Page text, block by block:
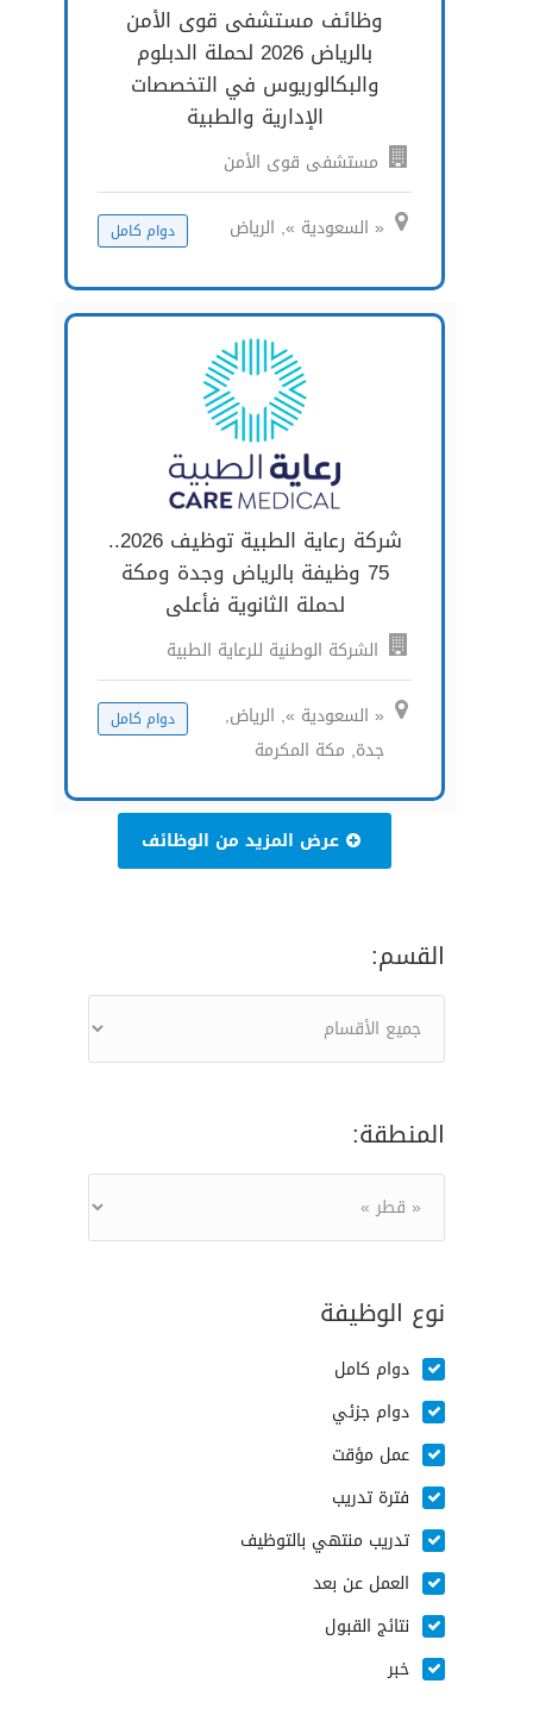
وظائف مستشفى قوى الأمن
بالرياض 2026 لحملة الدبلوم
والبكالوريوس في التخصصات
الإدارية والطبية
مستشفى قوى الأمن
« السعودية », الرياض دوام كامل
شركة رعاية الطبية توظيف 2026..
75 وظيفة بالرياض وجدة ومكة
لحملة الثانوية فأعلى
الشركة الوطنية للرعاية الطبية
« السعودية », الرياض,
جدة, مكة المكرمة
دوام كامل
عرض المزيد من الوظائف
القسم:
المنطقة:
نوع الوظيفة
دوام كامل
دوام جزئي
عمل مؤقت
فترة تدريب
تدريب منتهي بالتوظيف
العمل عن بعد
نتائج القبول
خبر